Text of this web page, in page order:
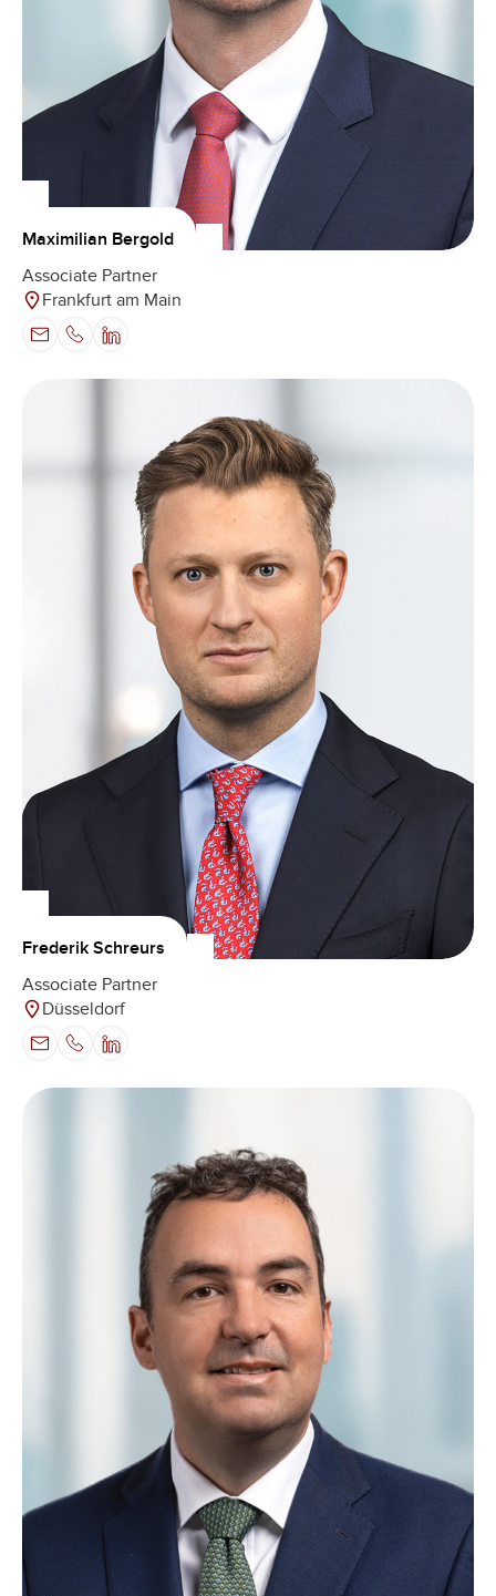
Maximilian Bergold
Associate Partner
Frankfurt am Main
Frederik Schreurs
Associate Partner
Düsseldorf